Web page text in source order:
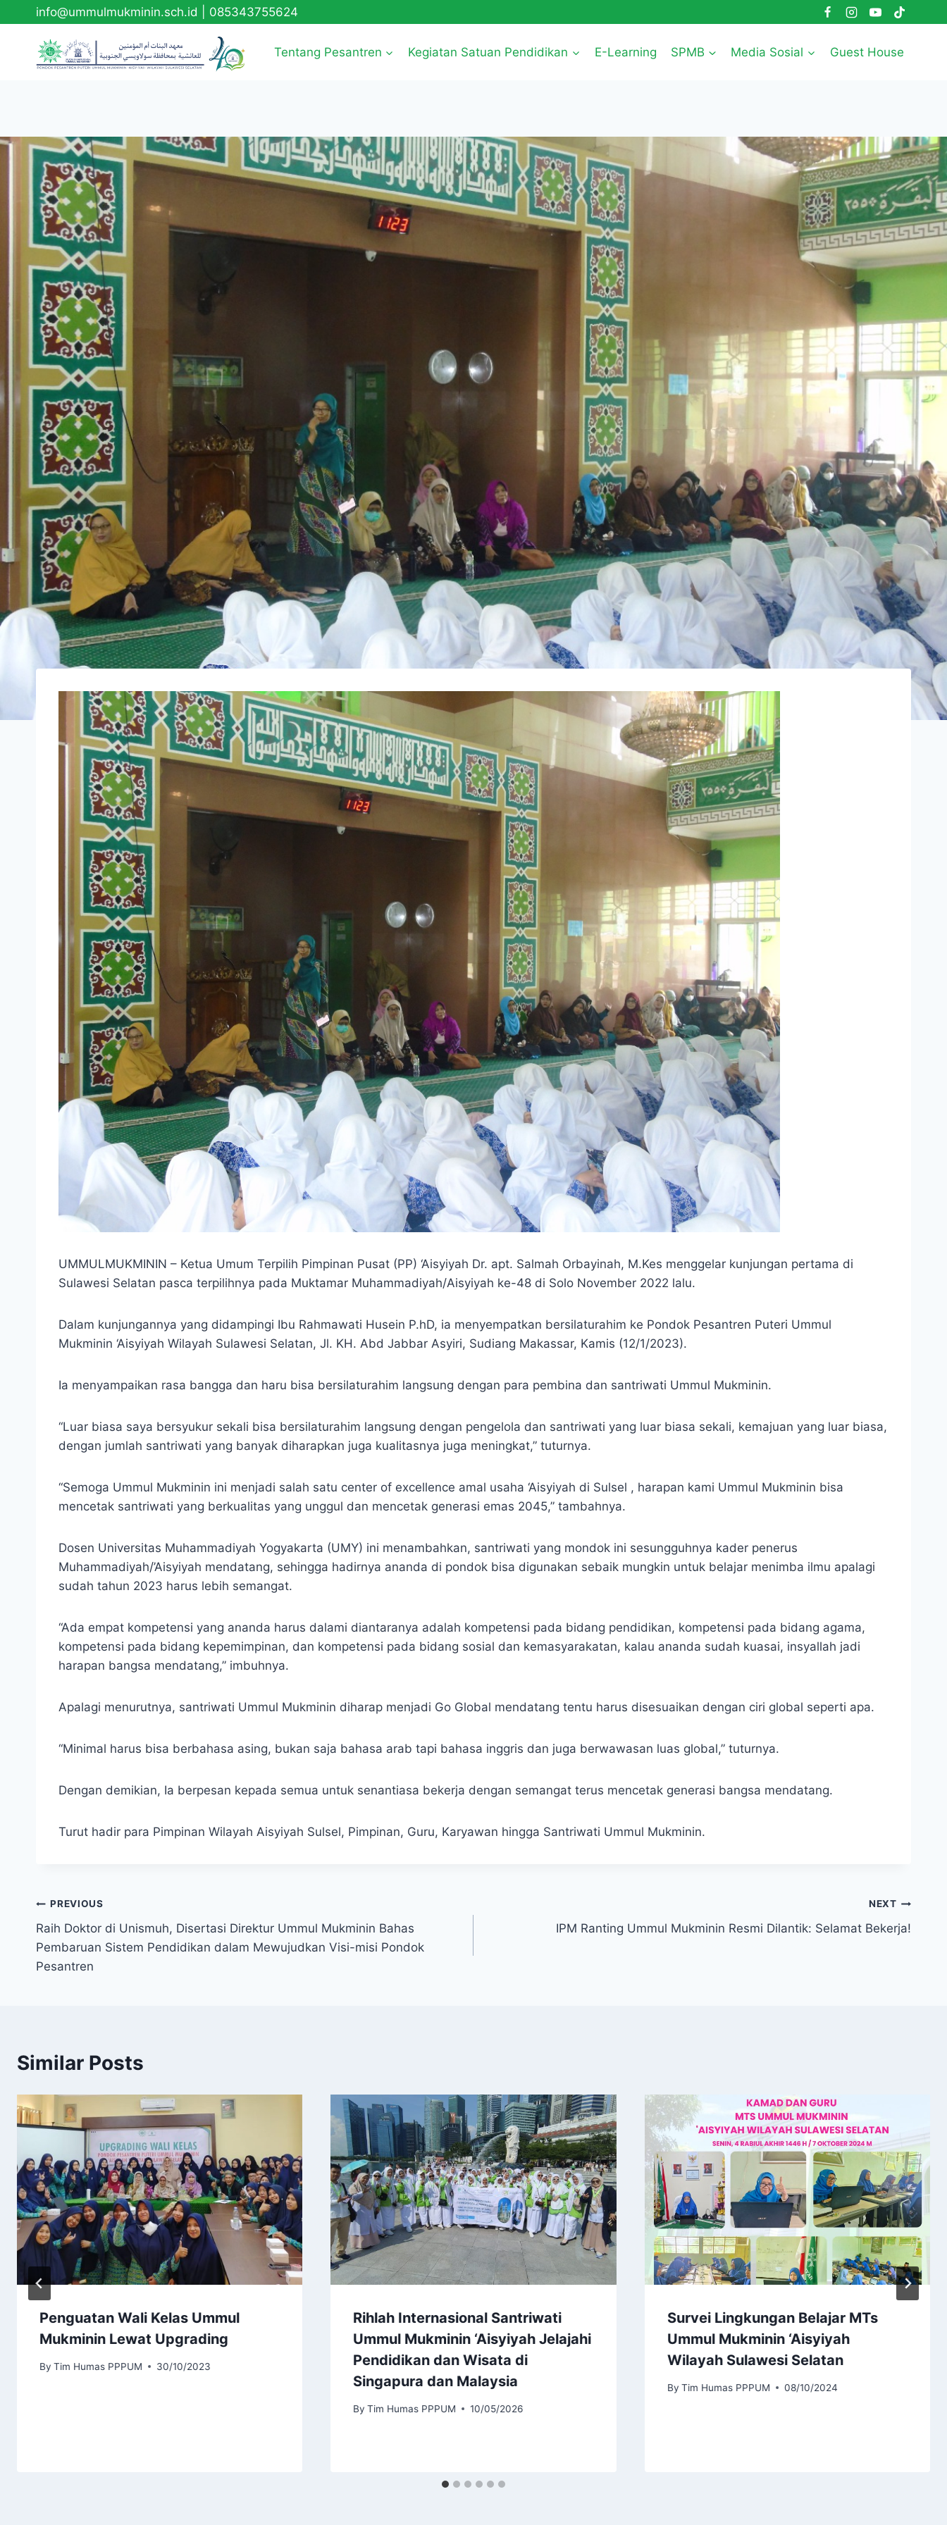
info@ummulmukminin.sch.id 085343755624
Tentang Pesantren Kegiatan Satuan Pendidikan E-Learning SPMB Media Sosial Guest House
UMMULMUKMININ – Ketua Umum Terpilih Pimpinan Pusat (PP) ‘Aisyiyah Dr. apt. Salmah Orbayinah, M.Kes menggelar kunjungan pertama di
Sulawesi Selatan pasca terpilihnya pada Muktamar Muhammadiyah/Aisyiyah ke-48 di Solo November 2022 lalu.
Dalam kunjungannya yang didampingi Ibu Rahmawati Husein P.hD, ia menyempatkan bersilaturahim ke Pondok Pesantren Puteri Ummul
Mukminin ‘Aisyiyah Wilayah Sulawesi Selatan, Jl. KH. Abd Jabbar Asyiri, Sudiang Makassar, Kamis (12/1/2023).
Ia menyampaikan rasa bangga dan haru bisa bersilaturahim langsung dengan para pembina dan santriwati Ummul Mukminin.
“Luar biasa saya bersyukur sekali bisa bersilaturahim langsung dengan pengelola dan santriwati yang luar biasa sekali, kemajuan yang luar biasa,
dengan jumlah santriwati yang banyak diharapkan juga kualitasnya juga meningkat,” tuturnya.
“Semoga Ummul Mukminin ini menjadi salah satu center of excellence amal usaha ‘Aisyiyah di Sulsel , harapan kami Ummul Mukminin bisa
mencetak santriwati yang berkualitas yang unggul dan mencetak generasi emas 2045,” tambahnya.
Dosen Universitas Muhammadiyah Yogyakarta (UMY) ini menambahkan, santriwati yang mondok ini sesungguhnya kader penerus
Muhammadiyah/’Aisyiyah mendatang, sehingga hadirnya ananda di pondok bisa digunakan sebaik mungkin untuk belajar menimba ilmu apalagi
sudah tahun 2023 harus lebih semangat.
“Ada empat kompetensi yang ananda harus dalami diantaranya adalah kompetensi pada bidang pendidikan, kompetensi pada bidang agama,
kompetensi pada bidang kepemimpinan, dan kompetensi pada bidang sosial dan kemasyarakatan, kalau ananda sudah kuasai, insyallah jadi
harapan bangsa mendatang,” imbuhnya.
Apalagi menurutnya, santriwati Ummul Mukminin diharap menjadi Go Global mendatang tentu harus disesuaikan dengan ciri global seperti apa.
“Minimal harus bisa berbahasa asing, bukan saja bahasa arab tapi bahasa inggris dan juga berwawasan luas global,” tuturnya.
Dengan demikian, Ia berpesan kepada semua untuk senantiasa bekerja dengan semangat terus mencetak generasi bangsa mendatang.
Turut hadir para Pimpinan Wilayah Aisyiyah Sulsel, Pimpinan, Guru, Karyawan hingga Santriwati Ummul Mukminin.
PREVIOUS
Raih Doktor di Unismuh, Disertasi Direktur Ummul Mukminin Bahas
Pembaruan Sistem Pendidikan dalam Mewujudkan Visi-misi Pondok
Pesantren
NEXT
IPM Ranting Ummul Mukminin Resmi Dilantik: Selamat Bekerja!
Similar Posts
Penguatan Wali Kelas Ummul
Mukminin Lewat Upgrading
By Tim Humas PPPUM 30/10/2023
Rihlah Internasional Santriwati
Ummul Mukminin ‘Aisyiyah Jelajahi
Pendidikan dan Wisata di
Singapura dan Malaysia
By Tim Humas PPPUM 10/05/2026
Survei Lingkungan Belajar MTs
Ummul Mukminin ‘Aisyiyah
Wilayah Sulawesi Selatan
By Tim Humas PPPUM 08/10/2024